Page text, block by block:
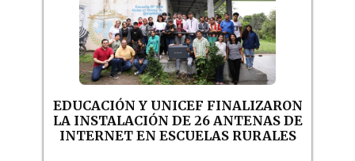
EDUCACIÓN Y UNICEF FINALIZARON
LA INSTALACIÓN DE 26 ANTENAS DE
INTERNET EN ESCUELAS RURALES